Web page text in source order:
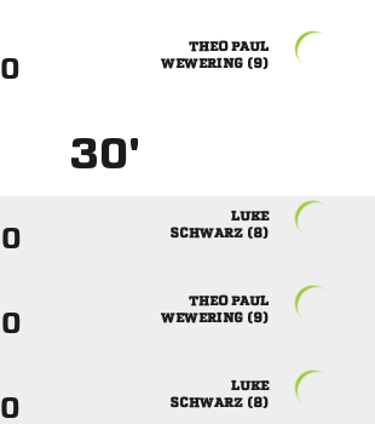
 
 

30'

 

 
 


 
